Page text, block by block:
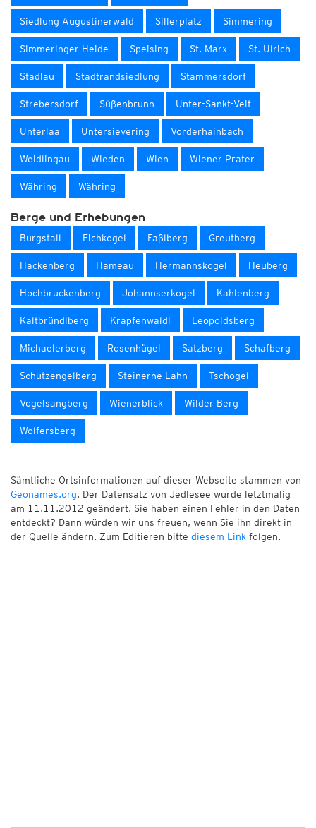
Siedlung Augustinerwald Sillerplatz Simmering
Simmeringer Heide Speising St. Marx St. Ulrich
Stadlau Stadtrandsiedlung Stammersdorf
Strebersdorf Süßenbrunn Unter-Sankt-Veit
Unterlaa Untersievering Vorderhainbach
Weidlingau Wieden Wien Wiener Prater
Währing Währing
Berge und Erhebungen
Burgstall Eichkogel Faßlberg Greutberg
Hackenberg Hameau Hermannskogel Heuberg
Hochbruckenberg Johannserkogel Kahlenberg
Kaltbründlberg Krapfenwaldl Leopoldsberg
Michaelerberg Rosenhügel Satzberg Schafberg
Schutzengelberg Steinerne Lahn Tschogel
Vogelsangberg Wienerblick Wilder Berg
Wolfersberg
Sämtliche Ortsinformationen auf dieser Webseite stammen von
Geonames.org. Der Datensatz von Jedlesee wurde letztmalig
am 11.11.2012 geändert. Sie haben einen Fehler in den Daten
entdeckt? Dann würden wir uns freuen, wenn Sie ihn direkt in
der Quelle ändern. Zum Editieren bitte diesem Link folgen.